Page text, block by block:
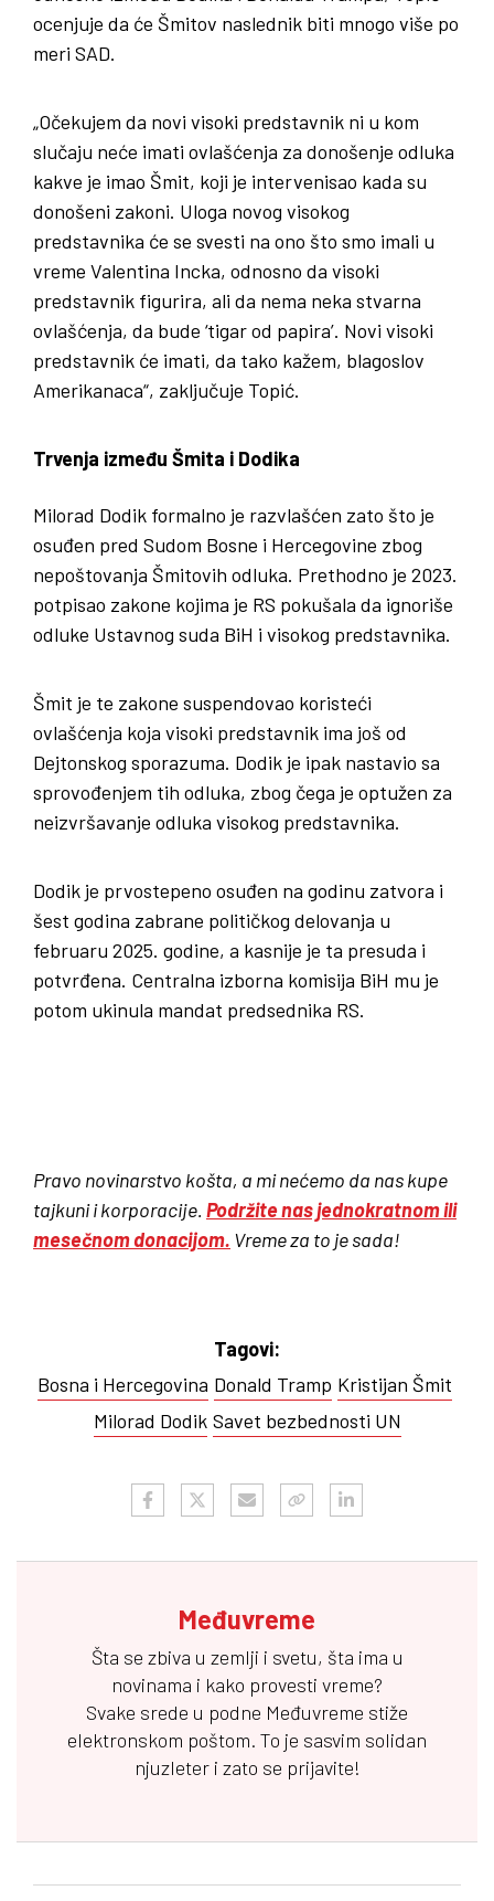
ocenjuje da će Šmitov naslednik biti mnogo više po
meri SAD.
„Očekujem da novi visoki predstavnik ni u kom
slučaju neće imati ovlašćenja za donošenje odluka
kakve je imao Šmit, koji je intervenisao kada su
donošeni zakoni. Uloga novog visokog
predstavnika će se svesti na ono što smo imali u
vreme Valentina Incka, odnosno da visoki
predstavnik figurira, ali da nema neka stvarna
ovlašćenja, da bude ‘tigar od papira’. Novi visoki
predstavnik će imati, da tako kažem, blagoslov
Amerikanaca“, zaključuje Topić.
Trvenja između Šmita i Dodika
Milorad Dodik formalno je razvlašćen zato što je
osuđen pred Sudom Bosne i Hercegovine zbog
nepoštovanja Šmitovih odluka. Prethodno je 2023.
potpisao zakone kojima je RS pokušala da ignoriše
odluke Ustavnog suda BiH i visokog predstavnika.
Šmit je te zakone suspendovao koristeći
ovlašćenja koja visoki predstavnik ima još od
Dejtonskog sporazuma. Dodik je ipak nastavio sa
sprovođenjem tih odluka, zbog čega je optužen za
neizvršavanje odluka visokog predstavnika.
Dodik je prvostepeno osuđen na godinu zatvora i
šest godina zabrane političkog delovanja u
februaru 2025. godine, a kasnije je ta presuda i
potvrđena. Centralna izborna komisija BiH mu je
potom ukinula mandat predsednika RS.
Pravo novinarstvo košta, a mi nećemo da nas kupe
tajkuni i korporacije. Podržite nas jednokratnom ili
mesečnom donacijom. Vreme za to je sada!
Tagovi:
Bosna i Hercegovina Donald Tramp Kristijan Šmit
Milorad Dodik Savet bezbednosti UN
Međuvreme
Šta se zbiva u zemlji i svetu, šta ima u
novinama i kako provesti vreme?
Svake srede u podne Međuvreme stiže
elektronskom poštom. To je sasvim solidan
njuzleter i zato se prijavite!